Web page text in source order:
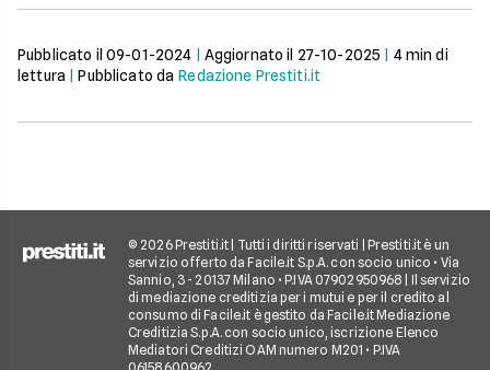
Pubblicato il 09-01-2024 Aggiornato il 27-10-2025 4min di
lettura |Pubblicato da Redazione Prestiti.it
© 2026 Prestiti.it | Tutti i diritti riservati | Prestiti.it è un
servizio offerto da Facile.it S.p.A. con socio unico • Via
Sannio, 3 - 20137 Milano • P.IVA 07902950968 | Il servizio
di mediazione creditizia per i mutui e per il credito al
consumo di Facile.it è gestito da Facile.it Mediazione
Creditizia S.p.A. con socio unico, iscrizione Elenco
Mediatori Creditizi OAM numero M201 • P.IVA